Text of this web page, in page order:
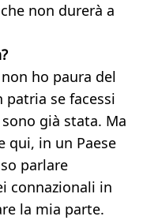
non durerà a
ho paura del
patria se facessi
già stata. Ma
qui, in un Paese
parlare
connazionali in
la mia parte.